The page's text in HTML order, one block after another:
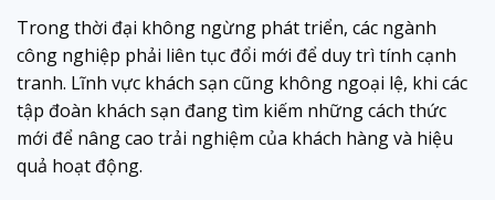
Trong thời đại không ngừng phát triển, các ngành
công nghiệp phải liên tục đổi mới để duy trì tính cạnh
tranh. Lĩnh vực khách sạn cũng không ngoại lệ, khi các
tập đoàn khách sạn đang tìm kiếm những cách thức
mới để nâng cao trải nghiệm của khách hàng và hiệu
quả hoạt động.